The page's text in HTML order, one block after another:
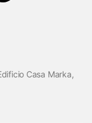
Casa Marka,